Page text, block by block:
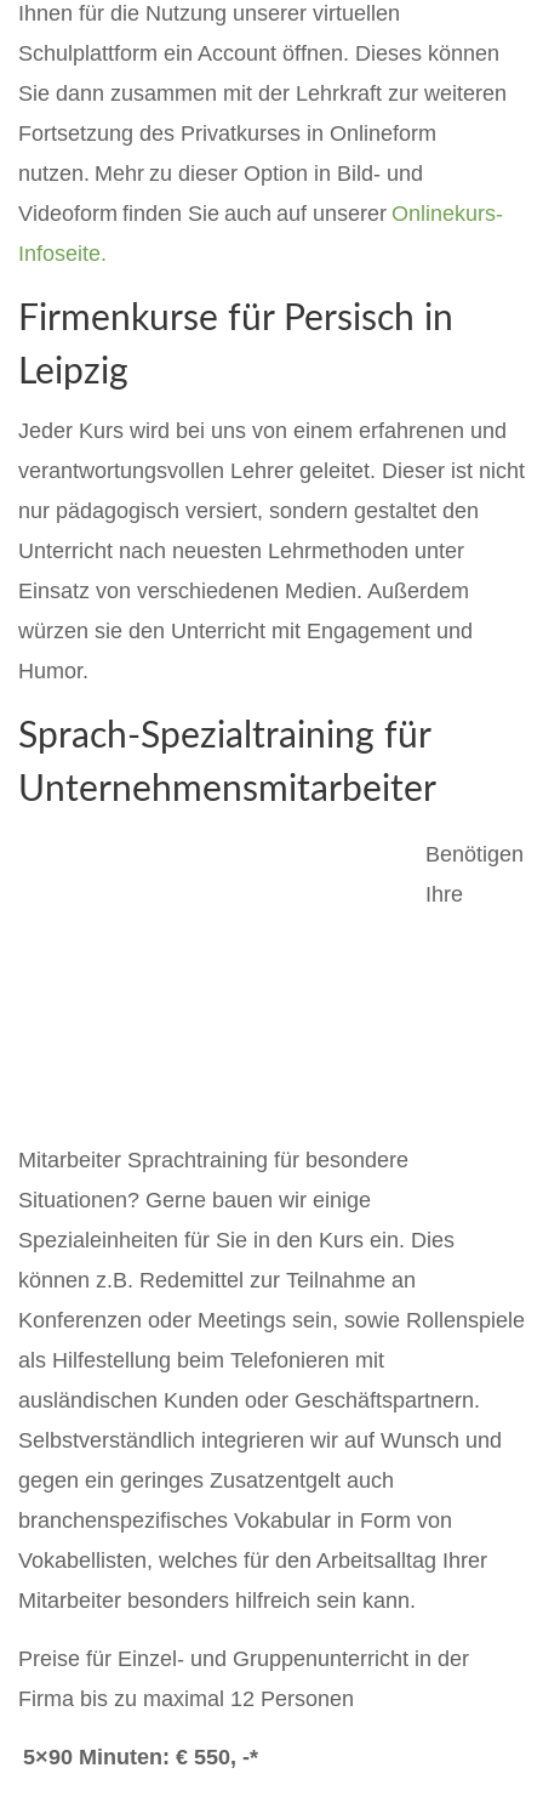
Ihnen für die Nutzung unserer virtuellen
Schulplattform ein Account öffnen. Dieses können
Sie dann zusammen mit der Lehrkraft zur weiteren
Fortsetzung des Privatkurses in Onlineform
nutzen. Mehr zu dieser Option in Bild- und
Videoform finden Sie auch auf unserer Onlinekurs-
Infoseite.
Firmenkurse für Persisch in
Leipzig
Jeder Kurs wird bei uns von einem erfahrenen und
verantwortungsvollen Lehrer geleitet. Dieser ist nicht
nur pädagogisch versiert, sondern gestaltet den
Unterricht nach neuesten Lehrmethoden unter
Einsatz von verschiedenen Medien. Außerdem
würzen sie den Unterricht mit Engagement und
Humor.
Sprach-Spezialtraining für
Unternehmensmitarbeiter
Benötigen
Ihre
Mitarbeiter Sprachtraining für besondere
Situationen? Gerne bauen wir einige
Spezialeinheiten für Sie in den Kurs ein. Dies
können z.B. Redemittel zur Teilnahme an
Konferenzen oder Meetings sein, sowie Rollenspiele
als Hilfestellung beim Telefonieren mit
ausländischen Kunden oder Geschäftspartnern.
Selbstverständlich integrieren wir auf Wunsch und
gegen ein geringes Zusatzentgelt auch
branchenspezifisches Vokabular in Form von
Vokabellisten, welches für den Arbeitsalltag Ihrer
Mitarbeiter besonders hilfreich sein kann.
Preise für Einzel- und Gruppenunterricht in der
Firma bis zu maximal 12 Personen
5×90 Minuten: € 550, -*